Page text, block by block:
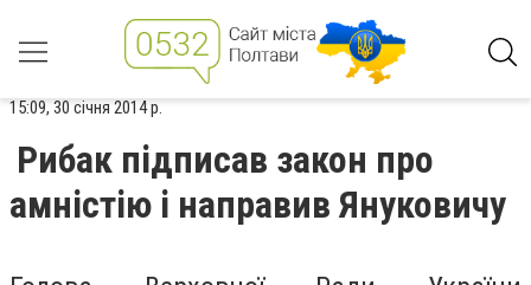
15:09, 30 січня 2014 р.
Рибак підписав закон про
амністію і направив Януковичу